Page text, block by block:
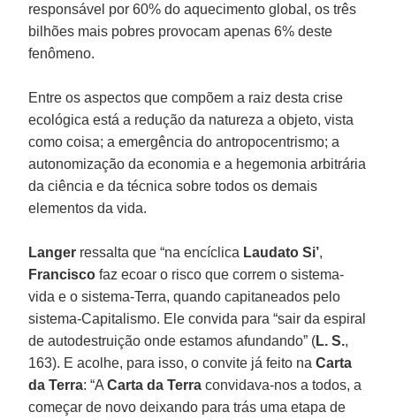
responsável por 60% do aquecimento global, os três
bilhões mais pobres provocam apenas 6% deste
fenômeno.
Entre os aspectos que compõem a raiz desta crise
ecológica está a redução da natureza a objeto, vista
como coisa; a emergência do antropocentrismo; a
autonomização da economia e a hegemonia arbitrária
da ciência e da técnica sobre todos os demais
elementos da vida.
Langer ressalta que “na encíclica Laudato Si’,
Francisco faz ecoar o risco que correm o sistema-
vida e o sistema-Terra, quando capitaneados pelo
sistema-Capitalismo. Ele convida para “sair da espiral
de autodestruição onde estamos afundando” (L. S.,
163). E acolhe, para isso, o convite já feito naCarta
da Terra: “ACarta da Terra convidava-nos a todos, a
começar de novo deixando para trás uma etapa de